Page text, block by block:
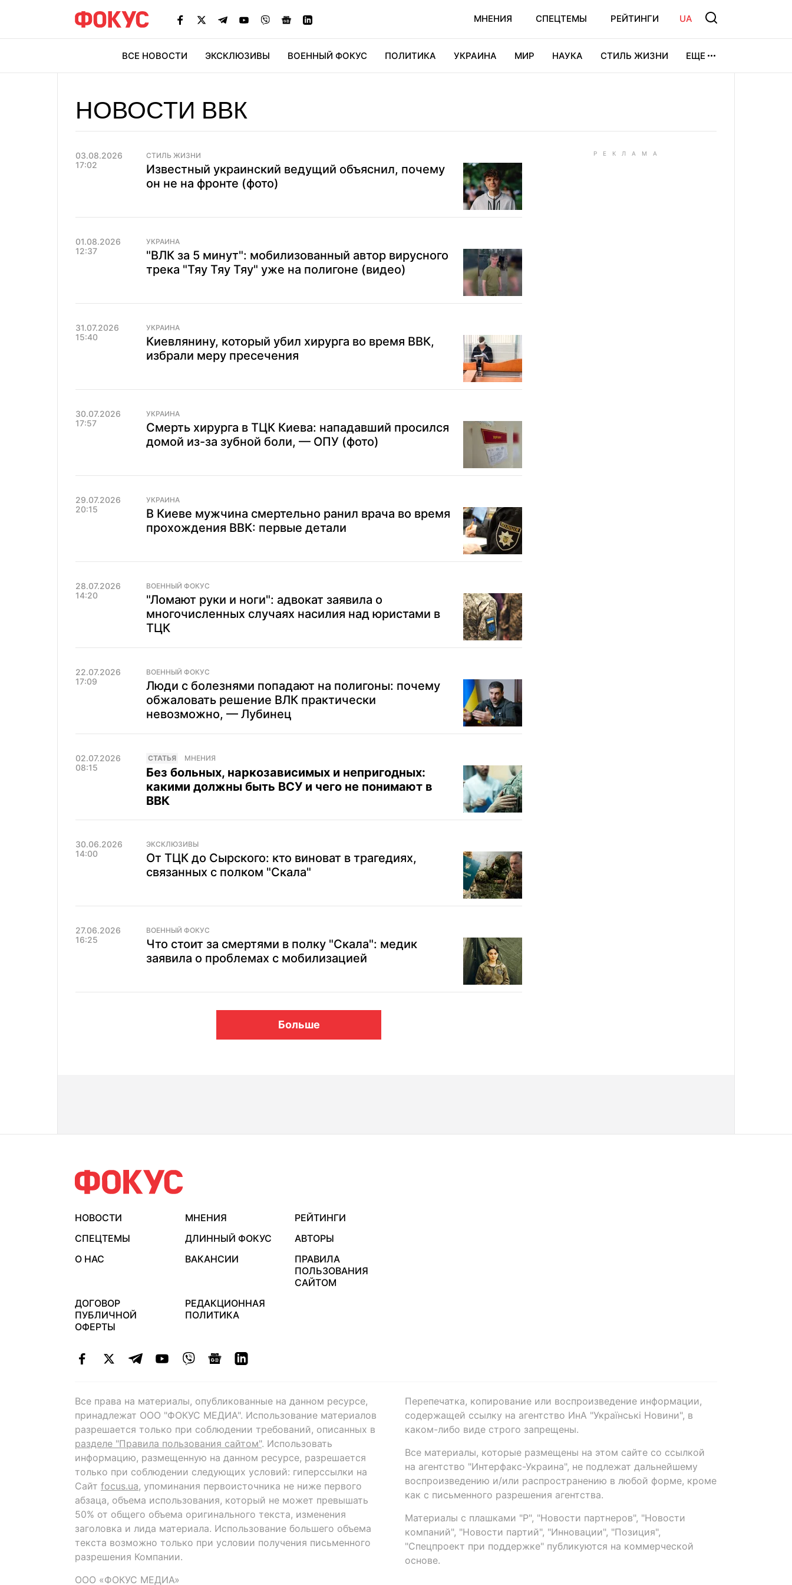
МНЕНИЯ СПЕЦТЕМЫ РЕЙТИНГИ UA
ВСЕ НОВОСТИ ЭКСКЛЮЗИВЫ ВОЕННЫЙ ФОКУС ПОЛИТИКА УКРАИНА МИР НАУКА СТИЛЬ ЖИЗНИ ЕЩЕ
НОВОСТИ ВВК
03.08.2026
17:02
СТИЛЬ ЖИЗНИ
Известный украинский ведущий объяснил, почему
он не на фронте (фото)
01.08.2026
12:37
УКРАИНА
"ВЛК за 5 минут": мобилизованный автор вирусного
трека "Тяу Тяу Тяу" уже на полигоне (видео)
31.07.2026
15:40
УКРАИНА
Киевлянину, который убил хирурга во время ВВК,
избрали меру пресечения
30.07.2026
17:57
УКРАИНА
Смерть хирурга в ТЦК Киева: нападавший просился
домой из-за зубной боли, — ОПУ (фото)
29.07.2026
20:15
УКРАИНА
В Киеве мужчина смертельно ранил врача во время
прохождения ВВК: первые детали
28.07.2026
14:20
ВОЕННЫЙ ФОКУС
"Ломают руки и ноги": адвокат заявила о
многочисленных случаях насилия над юристами в
ТЦК
22.07.2026
17:09
ВОЕННЫЙ ФОКУС
Люди с болезнями попадают на полигоны: почему
обжаловать решение ВЛК практически
невозможно, — Лубинец
02.07.2026
08:15
CТАТЬЯ МНЕНИЯ
Без больных, наркозависимых и непригодных:
какими должны быть ВСУ и чего не понимают в
ВВК
30.06.2026
14:00
ЭКСКЛЮЗИВЫ
От ТЦК до Сырского: кто виноват в трагедиях,
связанных с полком "Скала"
27.06.2026
16:25
ВОЕННЫЙ ФОКУС
Что стоит за смертями в полку "Скала": медик
заявила о проблемах с мобилизацией
Больше
НОВОСТИ МНЕНИЯ
РЕЙТИНГИ
СПЕЦТЕМЫ
ДЛИННЫЙ ФОКУС
АВТОРЫ
О НАС
ВАКАНСИИ
ПРАВИЛА
ПОЛЬЗОВАНИЯ
САЙТОМ
ДОГОВОР
ПУБЛИЧНОЙ
ОФЕРТЫ
РЕДАКЦИОННАЯ
ПОЛИТИКА
Все права на материалы, опубликованные на данном ресурсе,
принадлежат ООО "ФОКУС МЕДИА". Использование материалов
разрешается только при соблюдении требований, описанных в
разделе "Правила пользования сайтом". Использовать
информацию, размещенную на данном ресурсе, разрешается
только при соблюдении следующих условий: гиперссылки на
Сайт focus.ua, упоминания первоисточника не ниже первого
абзаца, объема использования, который не может превышать
50% от общего объема оригинального текста, изменения
заголовка и лида материала. Использование большего объема
текста возможно только при условии получения письменного
разрешения Компании.
ООО «ФОКУС МЕДИА»
Перепечатка, копирование или воспроизведение информации,
содержащей ссылку на агентство ИнА "Українські Новини", в
каком-либо виде строго запрещены.
Все материалы, которые размещены на этом сайте со ссылкой
на агентство "Интерфакс-Украина", не подлежат дальнейшему
воспроизведению и/или распространению в любой форме, кроме
как с письменного разрешения агентства.
Материалы с плашками "Р", "Новости партнеров", "Новости
компаний", "Новости партий", "Инновации", "Позиция",
"Спецпроект при поддержке" публикуются на коммерческой
основе.